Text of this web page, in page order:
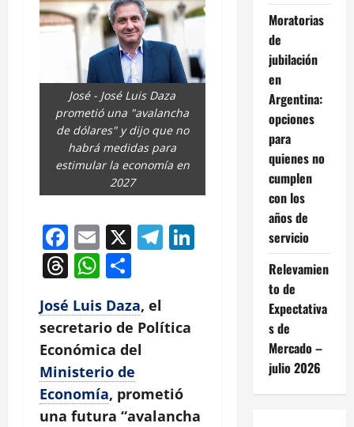
José - José Luis Daza
prometió una "avalancha
de dólares" y dijo que no
habrá medidas para
estimular la economía en
2027
Facebook
Email
X Telegram
LinkedIn
Threads
WhatsApp
José Luis Daza, el
secretario de Política
Económica del
Ministerio de
Economía, prometió
una futura “avalancha
Moratorias
de
jubilación
en
Argentina:
opciones
para
quienes no
cumplen
con los
años de
servicio
Relevamien
to de
Expectativa
s de
Mercado –
julio 2026